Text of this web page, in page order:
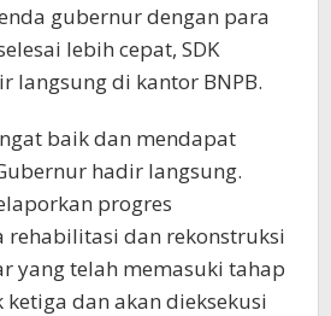
gubernur dengan para
lebih cepat, SDK
langsung di kantor BNPB.
baik dan mendapat
hadir langsung.
progres
rehabilitasi dan rekonstruksi
yang telah memasuki tahap
dan akan dieksekusi